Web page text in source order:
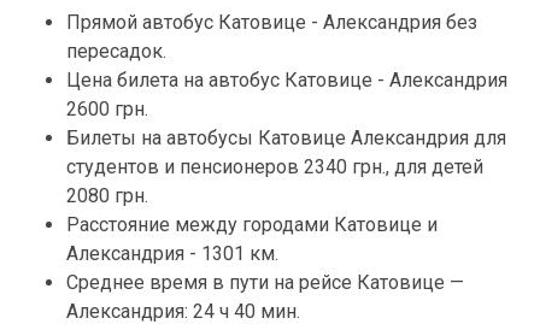
Прямой автобус Катовице - Александрия без
пересадок.
Цена билета на автобус Катовице - Александрия
2600 грн.
Билеты на автобусы Катовице Александрия для
студентов и пенсионеров 2340 грн., для детей
2080 грн.
Расстояние между городами Катовице и
Александрия - 1301 км.
Среднее время в пути на рейсе Катовице —
Александрия: 24 ч 40 мин.